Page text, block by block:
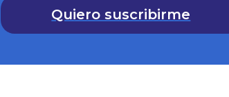
Quiero suscribirme